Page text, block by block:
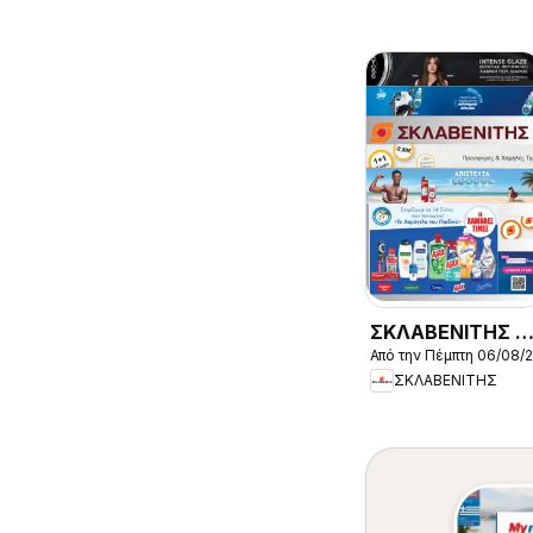
ΣΚΛΑΒΕΝΙΤΗΣ -
Προσφορές
Από την Πέμπτη 06/08/
ΣΚΛΑΒΕΝΙΤΗΣ